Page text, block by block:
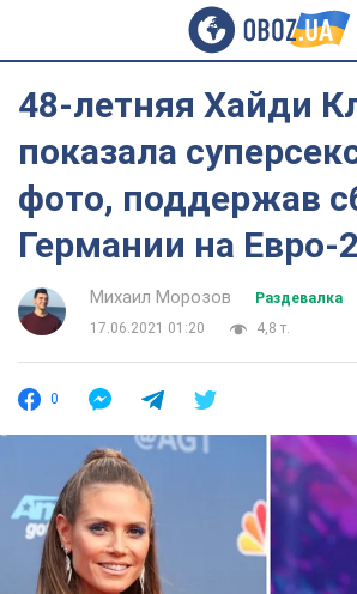
48-летняя Хайди
показала
фото, поддержав
Германии на Евро-
Михаил Морозов
Раздевалка
17.06.2021 01:20
4,8 т.
0